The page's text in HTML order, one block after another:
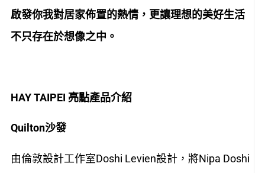
啟發你我對居家佈置的熱情，更讓理想的美好生活
不只存在於想像之中。
HAY TAIPEI 亮點產品介紹
Quilton沙發
由倫敦設計工作室Doshi Levien設計，將Nipa Doshi